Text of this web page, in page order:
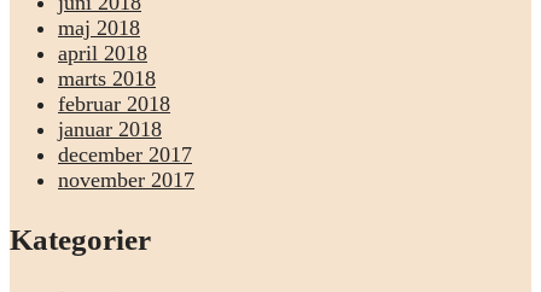
maj 2018
april 2018
marts 2018
februar 2018
januar 2018
december 2017
november 2017
Kategorier